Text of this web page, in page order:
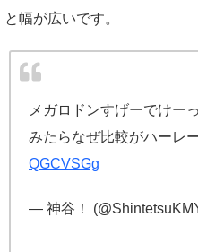
と幅が広いです。
メガロドンすげーでけー
みたらなぜ比較がハーレ
QGCVSGg
— 神谷！